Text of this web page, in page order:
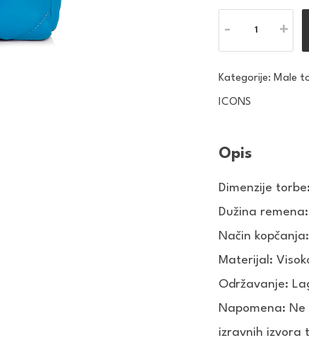
Kategorije: Male
ICONS
Opis
Dimenzije torbe:
Dužina
Način
Materijal:
Održavanje:
Napomena:
izravnih izvora